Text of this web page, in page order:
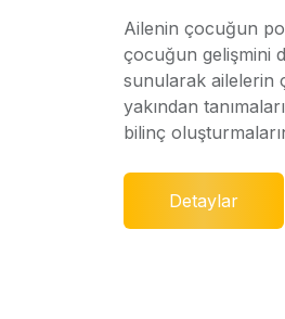
Ailenin çocuğun
çocuğun gelişmini
sunularak ailelerin
yakından
bilinç
Detaylar